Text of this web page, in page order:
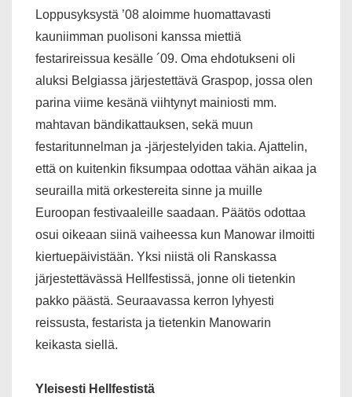
Loppusyksystä ’08 aloimme huomattavasti
kauniimman puolisoni kanssa miettiä
festarireissua kesälle ´09. Oma ehdotukseni oli
aluksi Belgiassa järjestettävä Graspop, jossa olen
parina viime kesänä viihtynyt mainiosti mm.
mahtavan bändikattauksen, sekä muun
festaritunnelman ja -järjestelyiden takia. Ajattelin,
että on kuitenkin fiksumpaa odottaa vähän aikaa ja
seurailla mitä orkestereita sinne ja muille
Euroopan festivaaleille saadaan. Päätös odottaa
osui oikeaan siinä vaiheessa kun Manowar ilmoitti
kiertuepäivistään. Yksi niistä oli Ranskassa
järjestettävässä Hellfestissä, jonne oli tietenkin
pakko päästä. Seuraavassa kerron lyhyesti
reissusta, festarista ja tietenkin Manowarin
keikasta siellä.
Yleisesti Hellfestistä